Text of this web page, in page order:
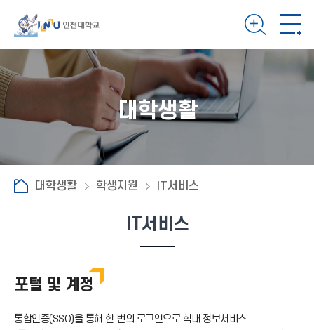
대학생활
대학생활 학생지원 IT서비스
IT서비스
포털 및 계정
통합인증(SSO)을 통해 한 번의 로그인으로 학내 정보서비스